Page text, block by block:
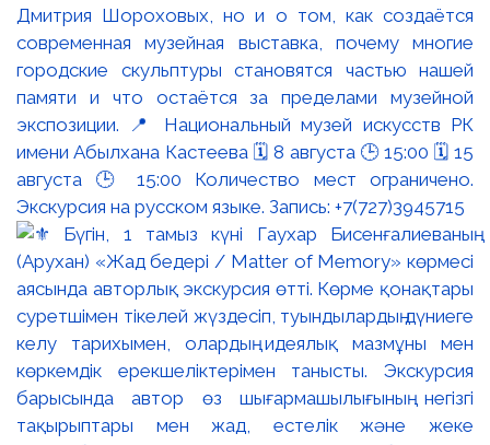
Дмитрия Шороховых, но и о том, как создаётся
современная музейная выставка, почему многие
городские скульптуры становятся частью нашей
памяти и что остаётся за пределами музейной
экспозиции. 📍 Национальный музей искусств РК
имени Абылхана Кастеева 🗓 8 августа 🕒 15:00 🗓 15
августа 🕒 15:00 Количество мест ограничено.
Экскурсия на русском языке. Запись: +7(727)3945715